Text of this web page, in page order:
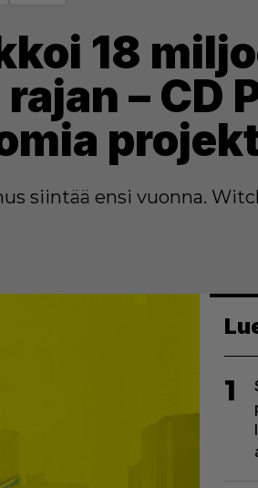
18
– CD
siintää ensi vuonna.
1